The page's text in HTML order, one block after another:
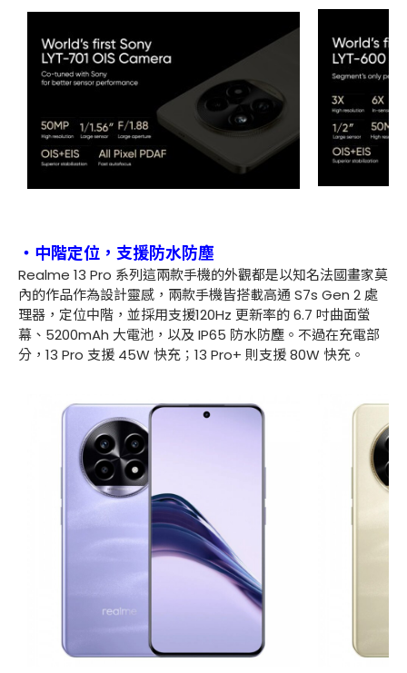
・中階定位，支援防水防塵
Realme 13 Pro 系列這兩款手機的外觀都是以知名法國畫家莫
內的作品作為設計靈感，兩款手機皆搭載高通 S7s Gen 2 處
理器，定位中階，並採用支援120Hz 更新率的 6.7 吋曲面螢
幕、5200mAh 大電池，以及 IP65 防水防塵。不過在充電部
分，13 Pro 支援 45W 快充；13 Pro+ 則支援 80W 快充。